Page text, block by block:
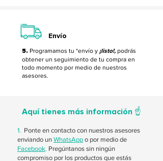
1. Ponte en contacto con nuestros asesores
enviando un WhatsApp o por medio de
Facebook. Pregúntanos sin ningún
compromiso por los productos que estás
Aquí tienes más información ☝️
Envío
5. Programamos tu *envío y ¡listo!, podrás
obtener un seguimiento de tu compra en
todo momento por medio de nuestros
asesores.